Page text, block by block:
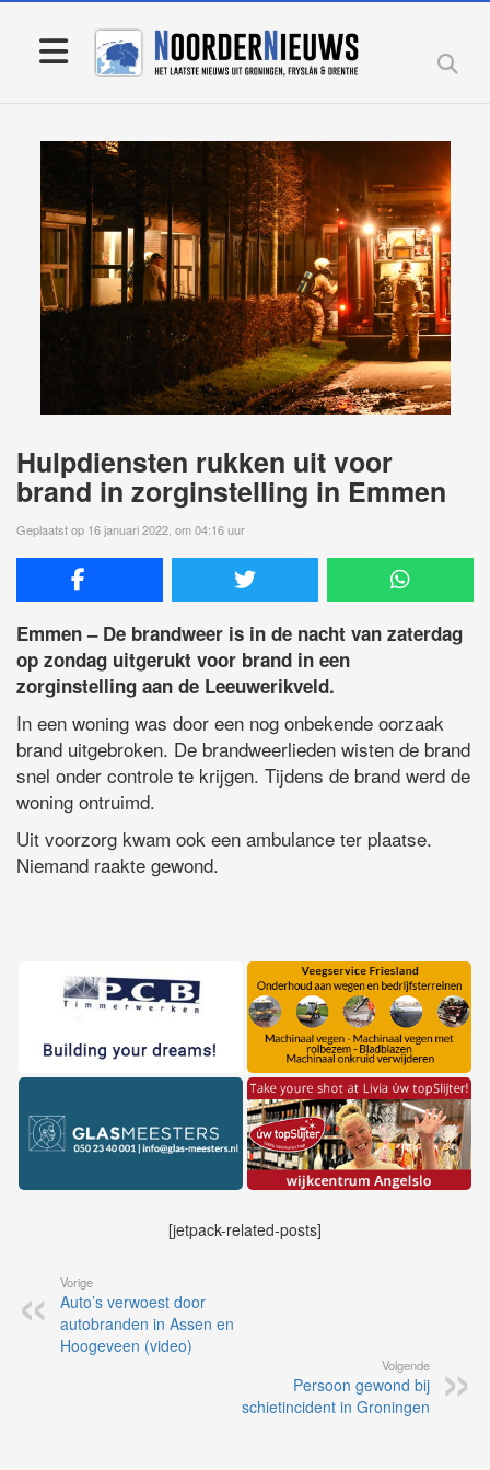
Hulpdiensten rukken uit voor
brand in zorginstelling in Emmen
Geplaatst op 16 januari 2022, om 04:16 uur
Emmen – De brandweer is in de nacht van zaterdag
op zondag uitgerukt voor brand in een
zorginstelling aan de Leeuwerikveld.
In een woning was door een nog onbekende oorzaak
brand uitgebroken. De brandweerlieden wisten de brand
snel onder controle te krijgen. Tijdens de brand werd de
woning ontruimd.
Uit voorzorg kwam ook een ambulance ter plaatse.
Niemand raakte gewond.
[jetpack-related-posts]
Vorige
Auto’s verwoest door
autobranden in Assen en
Hoogeveen (video)
Volgende
Persoon gewond bij
schietincident in Groningen